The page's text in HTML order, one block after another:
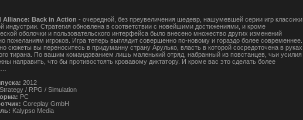
Alliance: Back in Action - очередной, без преувеличения шедевр, нашумевшей серии игр классики
индустрии. Стратегия обновлена в соответствии с новейшими достижениями, и кроме
оболочки и пользовательского интерфейса было внесено множество других изменений
пожеланиям игроков. Игра теперь выглядит совершенно по-новому и гораздо более современнее.
сюжеты вы переноситесь в придуманну страну Арулько, власть в которой сосредоточена в руках
тирана. По вашим командованием лишь маленький отряд, набранный из повстанцев, чьи усилия
направить, что бы противостоять кровавому диктатору. И кроме вас это сделать более
2012
/ RPG / Simulation
PC
Coreplay GmbH
Kalypso Media